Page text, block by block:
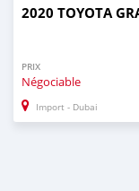
2020 TOYOTA
PRIX
Négociable
Import - Dubai